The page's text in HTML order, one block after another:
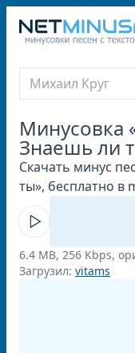
Минусовка
Знаешь ли
Скачать минус
ты», бесплатно в
6.4 MB, 256 Kbps,
Загрузил: vitams